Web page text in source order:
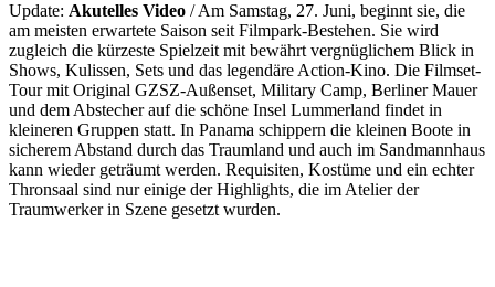
Update: Akutelles Video / Am Samstag, 27. Juni, beginnt sie, die
am meisten erwartete Saison seit Filmpark-Bestehen. Sie wird
zugleich die kürzeste Spielzeit mit bewährt vergnüglichem Blick in
Shows, Kulissen, Sets und das legendäre Action-Kino. Die Filmset-
Tour mit Original GZSZ-Außenset, Military Camp, Berliner Mauer
und dem Abstecher auf die schöne Insel Lummerland findet in
kleineren Gruppen statt. In Panama schippern die kleinen Boote in
sicherem Abstand durch das Traumland und auch im Sandmannhaus
kann wieder geträumt werden. Requisiten, Kostüme und ein echter
Thronsaal sind nur einige der Highlights, die im Atelier der
Traumwerker in Szene gesetzt wurden.